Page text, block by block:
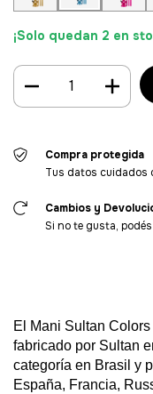
¡Solo quedan 2 en
Compra protegida
Tus datos cuidados
Cambios y
Si no te gusta,
El Mani Sultan Colors
fabricado por Sultan
categoría en Brasil y
España, Francia,